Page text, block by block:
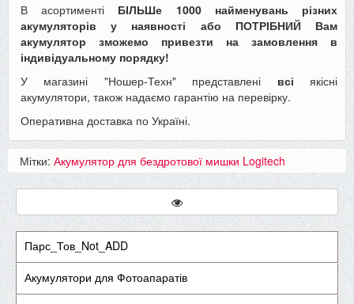
В асортименті БІЛЬШе 1000 найменувань різних
акумуляторів у наявності або ПОТРІБНИЙ Вам
акумулятор зможемо привезти на замовлення в
індивідуальному порядку!
У магазині "Ношер-Техн" представлені всіякісні
акумулятори, також надаємо гарантію на перевірку.
Оперативна доставка по Україні.
Мітки: Акумулятор для бездротової мишки Logitech
Парс_Тов_Not_ADD
Акумулятори для Фотоапаратів